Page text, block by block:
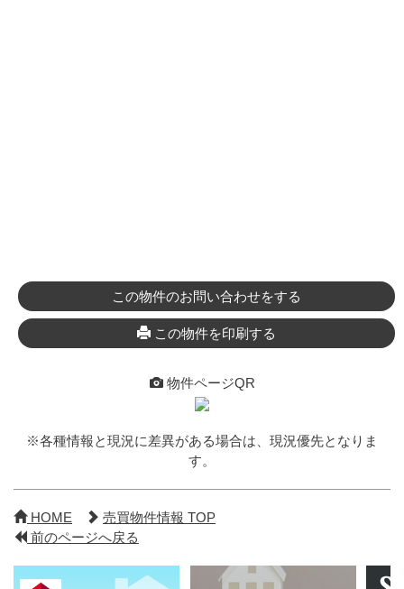
この物件のお問い合わせをする
この物件を印刷する
物件ページQR
※各種情報と現況に差異がある場合は、現況優先となりま
す。
HOME
売買物件情報 TOP
前のページへ戻る